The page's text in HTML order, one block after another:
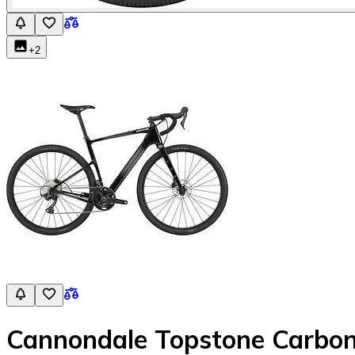
+2
Cannondale Topstone